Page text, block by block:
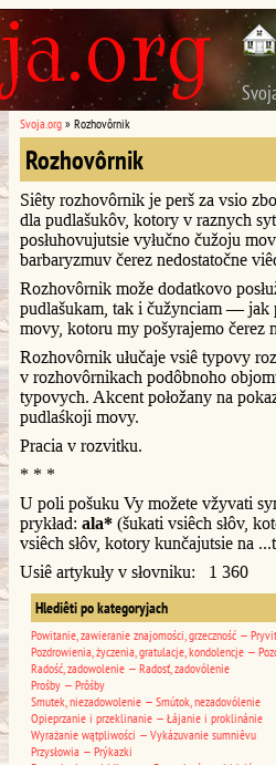
Svoja.org » Rozhovôrnik
Rozhovôrnik
Siêty rozhovôrnik je perš za vsio
dla pudlašukôv, kotory v raznych
posłuhovujutsie vyłučno čužoju
barbaryzmuv čerez nedostatočne
Rozhovôrnik može dodatkovo
pudlašukam, tak i čužynciam — jak
movy, kotoru my pošyrajemo čerez
Rozhovôrnik ułučaje vsiê typovy
v rozhovôrnikach podôbnoho
typovych. Akcent połožany na
pudlaśkoji movy.
Pracia v rozvitku.
* * *
U poli pošuku Vy možete vžyvati
prykład: ala* (šukati vsiêch słôv,
vsiêch słôv, kotory kunčajutsie na
Usiê artykuły v słovniku: 1 360
Hlediêti po kategoryjach
Powitanie, zawieranie znajomości, grzeczność —
Pozdrowienia, życzenia, gratulacje, kondolencje —
Radość, zadowolenie — Radosť, zadovólenie
Prośby — Prôśby
Smutek, niezadowolenie — Smútok, nezadovólenie
Opieprzanie i przeklinanie — Łájanie i proklinánie
Wyrażanie wątpliwości — Vykázuvanie sumniêvu
Przysłowia — Prýkazki